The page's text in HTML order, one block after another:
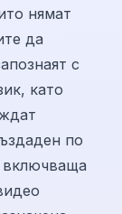
нямат
да
с
като
по
включваща